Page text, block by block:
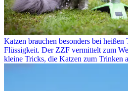
Katzen brauchen besonders bei heißen
Flüssigkeit. Der ZZF vermittelt zum
kleine Tricks, die Katzen zum Trinken